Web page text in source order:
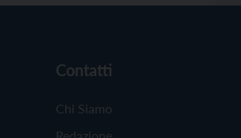
Contatti
Chi Siamo